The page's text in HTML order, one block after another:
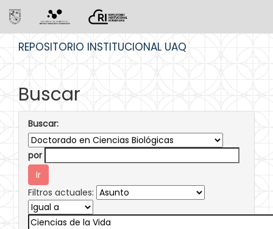
REPOSITORIO INSTITUCIONAL UAQ
Buscar
Buscar:
por
Filtros actuales: